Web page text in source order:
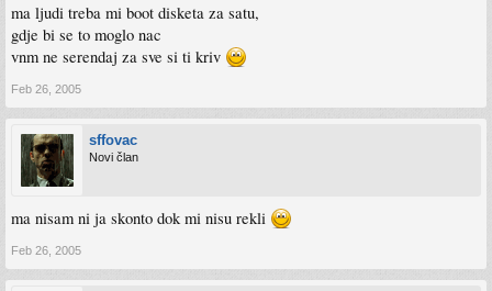
ma ljudi treba mi boot disketa za satu,
gdje bi se to moglo nac
vnm ne serendaj za sve si ti kriv
Feb 26, 2005
sffovac
Novi član
ma nisam ni ja skonto dok mi nisu rekli
Feb 26, 2005